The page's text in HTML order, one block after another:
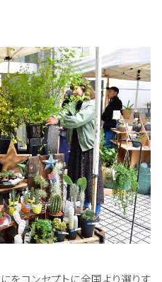
をコンセプトに全国より選りす